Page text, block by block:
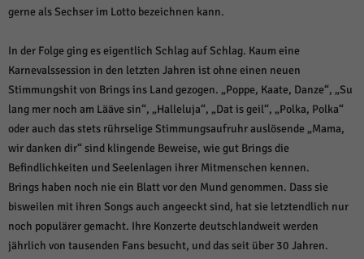
gerne als Sechser im Lotto bezeichnen kann.
In der Folge ging es eigentlich Schlag auf Schlag. Kaum eine
Karnevalssession in den letzten Jahren ist ohne einen neuen
Stimmungshit von Brings ins Land gezogen. „Poppe, Kaate, Danze“, „Su
lang mer noch am Lääve sin“, „Halleluja“, „Dat is geil“, „Polka, Polka“
oder auch das stets rührselige Stimmungsaufruhr auslösende „Mama,
wir danken dir“ sind klingende Beweise, wie gut Brings die
Befindlichkeiten und Seelenlagen ihrer Mitmenschen kennen.
Brings haben noch nie ein Blatt vor den Mund genommen. Dass sie
bisweilen mit ihren Songs auch angeeckt sind, hat sie letztendlich nur
noch populärer gemacht. Ihre Konzerte deutschlandweit werden
jährlich von tausenden Fans besucht, und das seit über 30 Jahren.
Statistik Cookies erfassen Informationen anonym. Diese Informationen helfen
uns zu verstehen, wie unsere Besucher unsere Website nutzen.
Cookie-Informationen anzeigen
Marketing (1)
Marketing-Cookies werden von Drittanbietern oder Publishern verwendet,
um personalisierte Werbung anzuzeigen. Sie tun dies, indem sie Besucher
Cookie-Informationen anzeigen
Externe Medien (6)